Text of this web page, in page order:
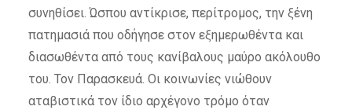
συνηθίσει. Ώσπου αντίκρισε, περίτρομος, την ξένη
πατημασιά που οδήγησε στον εξημερωθέντα και
διασωθέντα από τους κανίβαλους μαύρο ακόλουθο
του. Τον Παρασκευά. Οι κοινωνίες νιώθουν
αταβιστικά τον ίδιο αρχέγονο τρόμο όταν